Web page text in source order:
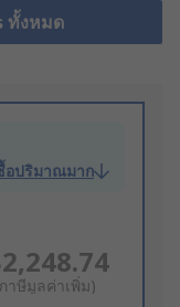
ทั้งหมด
อปริมาณมาก
าษีมูลค่าเพิ่ม)